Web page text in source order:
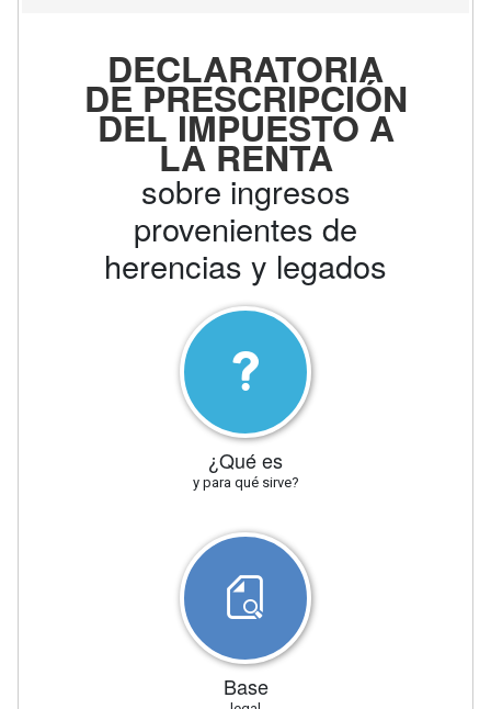
DECLARATORIA
DE PRESCRIPCIÓN
DEL IMPUESTO A
LA RENTA
sobre ingresos
provenientes de
herencias y legados
¿Qué es
y para qué sirve?
Base